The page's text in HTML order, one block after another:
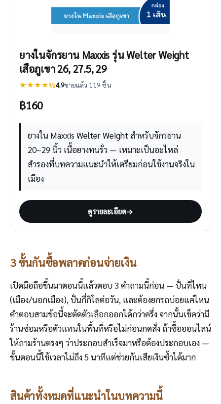
ยางในจักรยาน Maxxis รุ่น Welter Weight
เสือภูเขา 26, 27.5, 29
★★★★½4.9ขายแล้ว 119 ชิ้น
฿160
ยางใน Maxxis Welter Weight สำหรับจักรยาน
20–29 นิ้ว เนื้อยางทนรั่ว — เหมาะเป็นอะไหล่
สำรองที่บทความแนะนำให้เตรียมก่อนใช้งานจริงใน
เมือง
ดูรายละเอียด→
3 ขั้นกันซื้อพลาดก่อนจ่ายเงิน
เปิดมือถือขึ้นมาตอนนี้แล้วตอบ 3 คำถามนี้ก่อน — ปั่นที่ไหน
(เมือง/นอกเมือง), ปั่นกี่กิโลต่อวัน, และต้องยกรถบ่อยแค่ไหน
คำตอบสามข้อนี้จะตัดตัวเลือกออกได้กว่าครึ่ง จากนั้นเช็คว่ามี
ร้านซ่อมหรือตัวแทนในพื้นที่หรือไม่ก่อนกดสั่ง ถ้าซื้อออนไลน์
ให้ถามร้านตรงๆ ว่าประกอบสำเร็จมาหรือต้องประกอบเอง —
ขั้นตอนนี้ใช้เวลาไม่ถึง 5 นาทีแต่ช่วยกันเสียเงินซ้ำได้มาก
สินค้าทั้งหมดที่แนะนำในบทความนี้